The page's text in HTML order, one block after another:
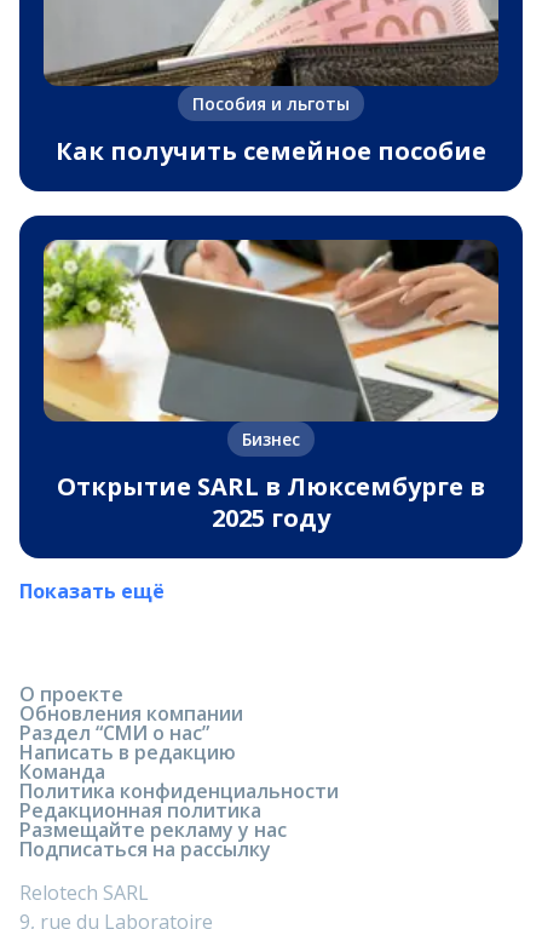
Пособия и льготы
Как получить семейное пособие
Бизнес
Открытие SARL в Люксембурге в
2025 году
Показать ещё
О проекте
Обновления компании
Раздел “СМИ о нас”
Написать в редакцию
Команда
Политика конфиденциальности
Редакционная политика
Размещайте рекламу у нас
Подписаться на рассылку
Relotech SARL
9, rue du Laboratoire